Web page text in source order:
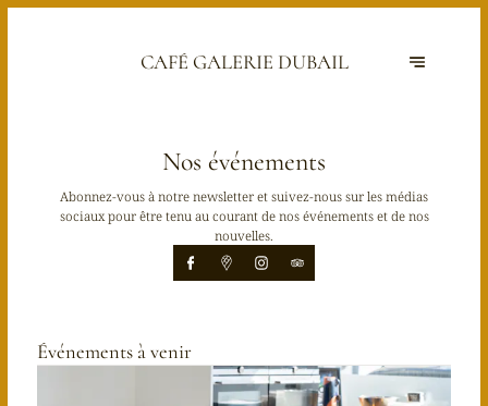
CAFÉ GALERIE DUBAIL
Nos événements
Abonnez-vous à notre newsletter et suivez-nous sur les médias
sociaux pour être tenu au courant de nos événements et de nos
nouvelles.
Événements à venir